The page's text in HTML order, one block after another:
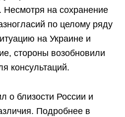
Несмотря на сохранение
по целому ряду
на Украине и
стороны возобновили
консультаций.
о близости России и
Подробнее в